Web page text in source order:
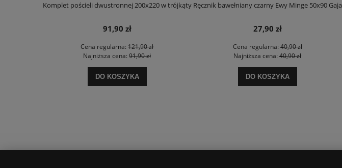
Komplet pościeli dwustronnej 200x220 w trójkąty
91,90 zł
Cena regularna: 121,90 zł
Najniższa cena: 91,90 zł
DO KOSZYKA
Ręcznik bawełniany czarny Ewy Minge 50x90 Gaja
27,90 zł
Cena regularna:40,90 zł
Najniższa cena: 40,90 zł
DO KOSZYKA